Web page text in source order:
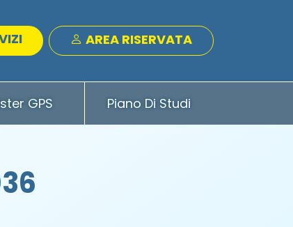
AREA RISERVATA
GPS Piano Di Studi